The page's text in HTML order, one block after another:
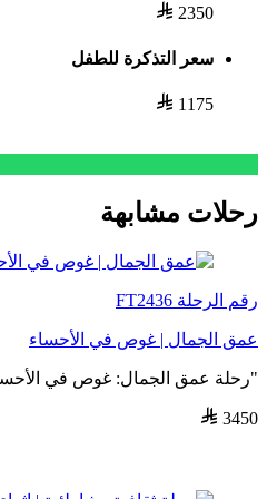
2350
سعر التذكرة للطفل
1175
رحلات مشابهة
رقم الرحلة FT2436
عمق الجمال | غوص في الأحساء
"رحلة عمق الجمال: غوص في
3450